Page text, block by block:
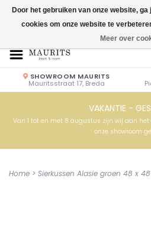
Openingstijden: Vrijdag & Zaterdag
SHOWROOM MAURITS
Mauritsstraat 17, Breda
VAKANTIE -
Van 1 tot en met 8 augustus zijn wij aan
onze showroom
Home > Sierkussen Alasie groen 48 x 48
Door het gebruiken van onze website,
cookies om onze website te
Meer over